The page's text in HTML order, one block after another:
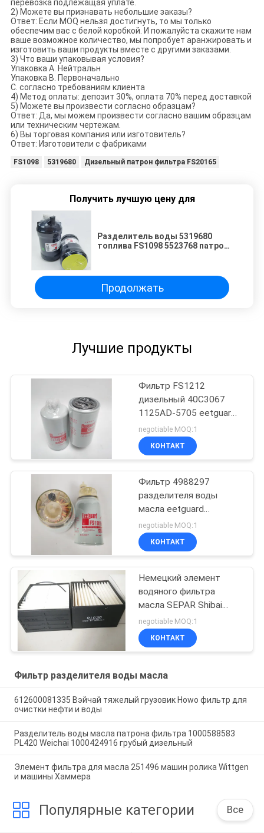
перевозка подлежащая уплате.
2) Можете вы признавать небольшие заказы?
Ответ: Если MOQ нельзя достигнуть, то мы только
обеспечим вас с белой коробкой. И пожалуйста скажите нам
ваше возможное количество, мы попробует аранжировать и
изготовить ваши продукты вместе с другими заказами.
3) Что ваши упаковывая условия?
Упаковка A. Нейтральн
Упаковка B. Первоначально
C. согласно требованиям клиента
4) Метод оплаты: депозит 30%, оплата 70% перед доставкой
5) Можете вы произвести согласно образцам?
Ответ: Да, мы можем произвести согласно вашим образцам
или техническим чертежам.
6) Вы торговая компания или изготовитель?
Ответ: Изготовители с фабриками
FS1098 5319680 Дизельный патрон фильтра FS20165
Получить лучшую цену для
Разделитель воды 5319680
топлива FS1098 5523768 патрон
Продолжать
Лучшие продукты
Фильтр FS1212
дизельный 40C3067
1125AD-5705 eetguard
3315843
negotiable MOQ:1
КОНТАКТ
Фильтр 4988297
разделителя воды
масла eetguard
FS19816
negotiable MOQ:1
КОНТАКТ
Немецкий элемент
водяного фильтра
масла SEPAR Shibai
01030
negotiable MOQ:1
КОНТАКТ
Фильтр разделителя воды масла
612600081335 Вэйчай тяжелый грузовик Howo фильтр для
очистки нефти и воды
Разделитель воды масла патрона фильтра 1000588583
PL420 Weichai 1000424916 грубый дизельный
Элемент фильтра для масла 251496 машин ролика Wittgen
и машины Хаммера
Популярные категории Все